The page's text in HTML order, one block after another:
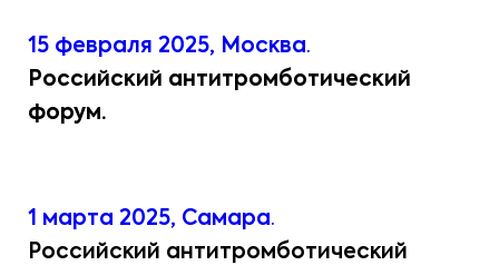
15 февраля 2025, Москва.
Российский антитромботический
форум.
1 марта 2025, Самара.
Российский антитромботический